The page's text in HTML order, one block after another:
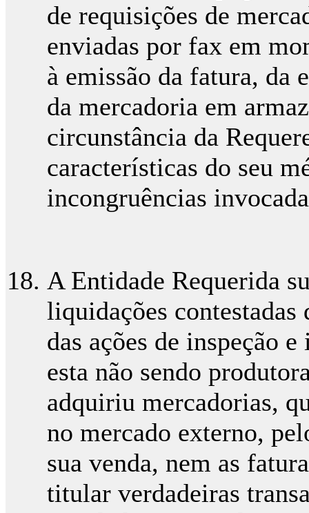
de requisições de
enviadas por fax em
à emissão da fatura, da
da mercadoria em
circunstância da
características do seu
incongruências
A Entidade Requerida
liquidações
das ações de inspeção
esta não sendo
adquiriu mercadorias,
no mercado externo,
sua venda, nem as
titular verdadeiras